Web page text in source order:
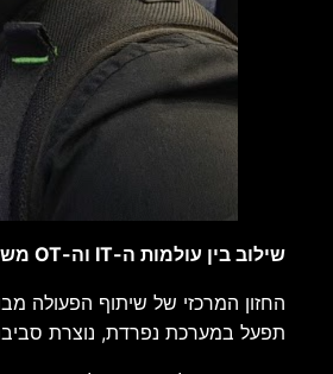
שילוב בין עולמות ה-IT וה-OT משנה את חוקי המשחק
החזון המרכזי של שיתוף הפעולה
תפעל במערכת נפרדת, נוצרת